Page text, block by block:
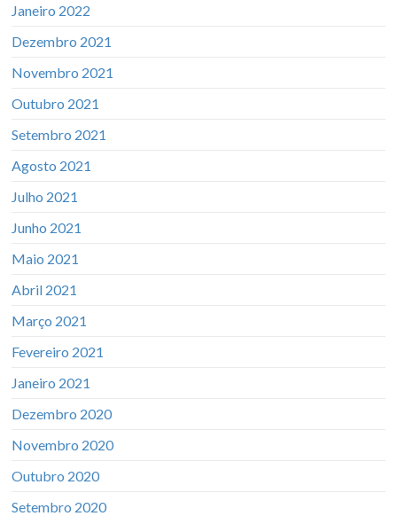
Janeiro 2022
Dezembro 2021
Novembro 2021
Outubro 2021
Setembro 2021
Agosto 2021
Julho 2021
Junho 2021
Maio 2021
Abril 2021
Março 2021
Fevereiro 2021
Janeiro 2021
Dezembro 2020
Novembro 2020
Outubro 2020
Setembro 2020